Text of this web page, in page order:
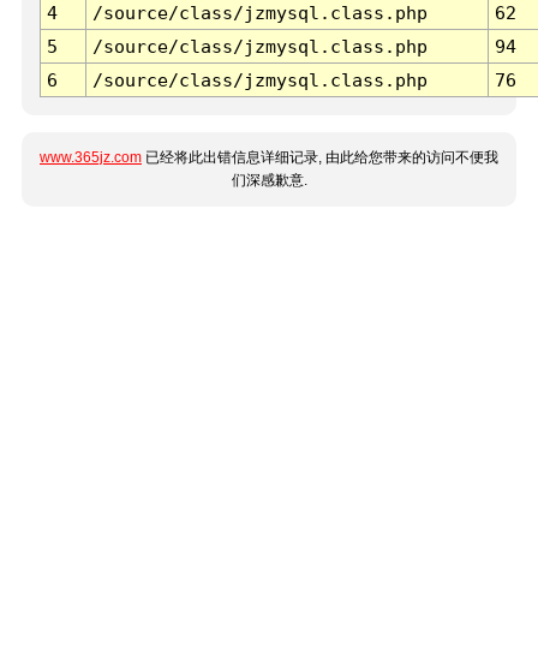
4
/source/class/jzmysql.class.php
62
5
/source/class/jzmysql.class.php
94
6
/source/class/jzmysql.class.php 76
www.365jz.com 已经将此出错信息详细记录, 由此给您带来的访问不便我
们深感歉意.